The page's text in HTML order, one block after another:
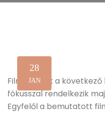
28
JAN
Filmklubunk a
fókusszal rendelkezik
Egyfelől a bemutatott